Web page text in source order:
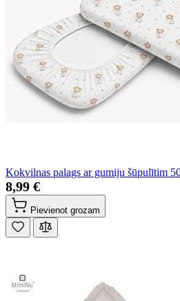
Kokvilnas palags ar gumiju šūpulītim
8,99 €
Pievienot grozam